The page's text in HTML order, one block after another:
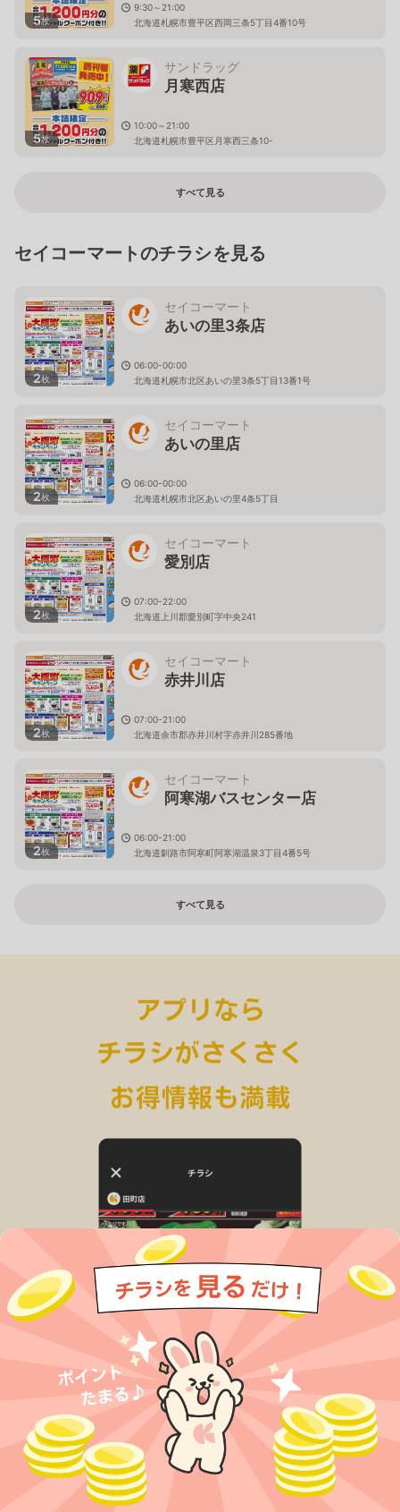
5枚
9:30～21:00
北海道札幌市豊平区西岡三条5丁目4番10号
5枚
サンドラッグ
月寒西店
10:00～21:00
北海道札幌市豊平区月寒西三条10-
すべて見る
セイコーマートのチラシを見る
2枚
セイコーマート
あいの里3条店
06:00-00:00
北海道札幌市北区あいの里3条5丁目13番1号
2枚
セイコーマート
あいの里店
06:00-00:00
北海道札幌市北区あいの里4条5丁目
2枚
セイコーマート
愛別店
07:00-22:00
北海道上川郡愛別町字中央241
2枚
セイコーマート
赤井川店
07:00-21:00
北海道余市郡赤井川村字赤井川285番地
2枚
セイコーマート
阿寒湖バスセンター店
06:00-21:00
北海道釧路市阿寒町阿寒湖温泉3丁目4番5号
すべて見る